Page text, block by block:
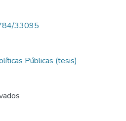
33095
Públicas (tesis)